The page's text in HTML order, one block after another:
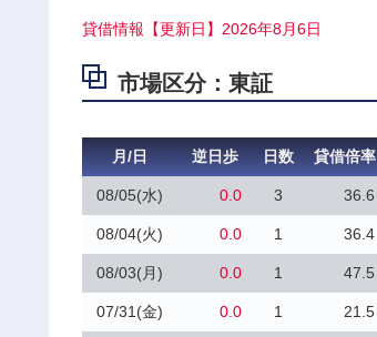
貸借情報【更新日】2026年8月6日
市場区分：東証
月/日 逆日歩 日数 貸借倍率
08/05(水) 0.0 3 36.6
08/04(火) 0.0 1 36.4
08/03(月) 0.0 1 47.5
07/31(金) 0.0 1 21.5